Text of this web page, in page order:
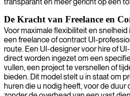
De Kracht van Freelance en
Voor maximale flexibiliteit en
een freelance of contract UI-
route. Een UI-designer voor hire of
direct worden ingezet om een
vullen, een project te versnellen of
bieden. Dit model stelt u in staat om
huren die u nodig heeft, voor de duur